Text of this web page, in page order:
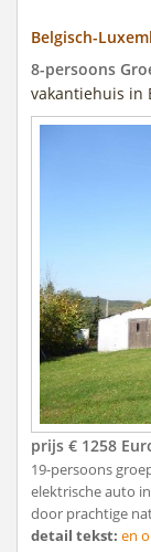
Belgisch-
8-persoons
vakantiehuis in
prijs € 1258
19-persoons
elektrische auto
door prachtige
detail tekst: en